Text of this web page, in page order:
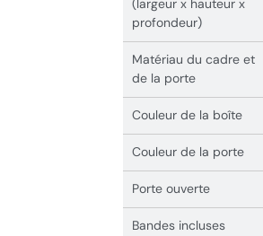
(largeur x hauteur x
profondeur)
Matériau du cadre et
de la porte
Couleur de la boîte
Couleur de la porte
Porte ouverte
Bandes incluses